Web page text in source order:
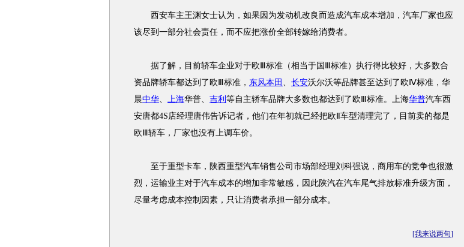
西安车主王渊女士认为，如果因为发动机改良而造成汽车成本增加，汽车厂家也应
该尽到一部分社会责任，而不应把涨价全部转嫁给消费者。
据了解，目前轿车企业对于欧Ⅲ标准（相当于国Ⅲ标准）执行得比较好，大多数合
资品牌轿车都达到了欧Ⅲ标准， 东风本田 、 长安沃尔沃等品牌甚至达到了欧Ⅳ标准，华
晨中华、 上海华普、 吉利 等自主轿车品牌大多数也都达到了欧Ⅲ标准。上海华普汽车西
安唐都4S店经理唐伟告诉记者，他们在年初就已经把欧Ⅱ车型清理完了，目前卖的都是
欧Ⅲ轿车，厂家也没有上调车价。
至于重型卡车，陕西重型汽车销售公司市场部经理刘科强说，商用车的竞争也很激
烈，运输业主对于汽车成本的增加非常敏感，因此陕汽在汽车尾气排放标准升级方面，
尽量考虑成本控制因素，只让消费者承担一部分成本。
[我来说两句]